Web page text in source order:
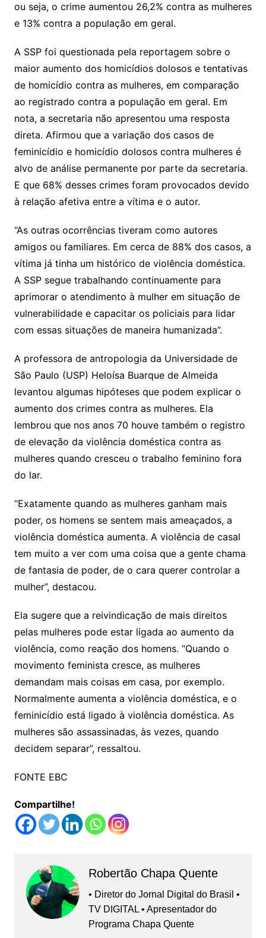
ou seja, o crime aumentou 26,2% contra as mulheres
e 13% contra a população em geral.
A SSP foi questionada pela reportagem sobre o
maior aumento dos homicídios dolosos e tentativas
de homicídio contra as mulheres, em comparação
ao registrado contra a população em geral. Em
nota, a secretaria não apresentou uma resposta
direta. Afirmou que a variação dos casos de
feminicídio e homicídio dolosos contra mulheres é
alvo de análise permanente por parte da secretaria.
E que 68% desses crimes foram provocados devido
à relação afetiva entre a vítima e o autor.
“As outras ocorrências tiveram como autores
amigos ou familiares. Em cerca de 88% dos casos, a
vítima já tinha um histórico de violência doméstica.
A SSP segue trabalhando continuamente para
aprimorar o atendimento à mulher em situação de
vulnerabilidade e capacitar os policiais para lidar
com essas situações de maneira humanizada”.
A professora de antropologia da Universidade de
São Paulo (USP) Heloísa Buarque de Almeida
levantou algumas hipóteses que podem explicar o
aumento dos crimes contra as mulheres. Ela
lembrou que nos anos 70 houve também o registro
de elevação da violência doméstica contra as
mulheres quando cresceu o trabalho feminino fora
do lar.
“Exatamente quando as mulheres ganham mais
poder, os homens se sentem mais ameaçados, a
violência doméstica aumenta. A violência de casal
tem muito a ver com uma coisa que a gente chama
de fantasia de poder, de o cara querer controlar a
mulher”, destacou.
Ela sugere que a reivindicação de mais direitos
pelas mulheres pode estar ligada ao aumento da
violência, como reação dos homens. “Quando o
movimento feminista cresce, as mulheres
demandam mais coisas em casa, por exemplo.
Normalmente aumenta a violência doméstica, e o
feminicídio está ligado à violência doméstica. As
mulheres são assassinadas, às vezes, quando
decidem separar”, ressaltou.
FONTE EBC
Compartilhe!
Robertão Chapa Quente
• Diretor do Jornal Digital do Brasil •
TV DIGITAL • Apresentador do
Programa Chapa Quente